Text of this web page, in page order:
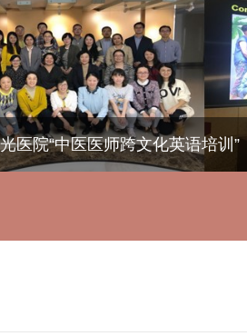
医院“中医医师跨文化英语培训”